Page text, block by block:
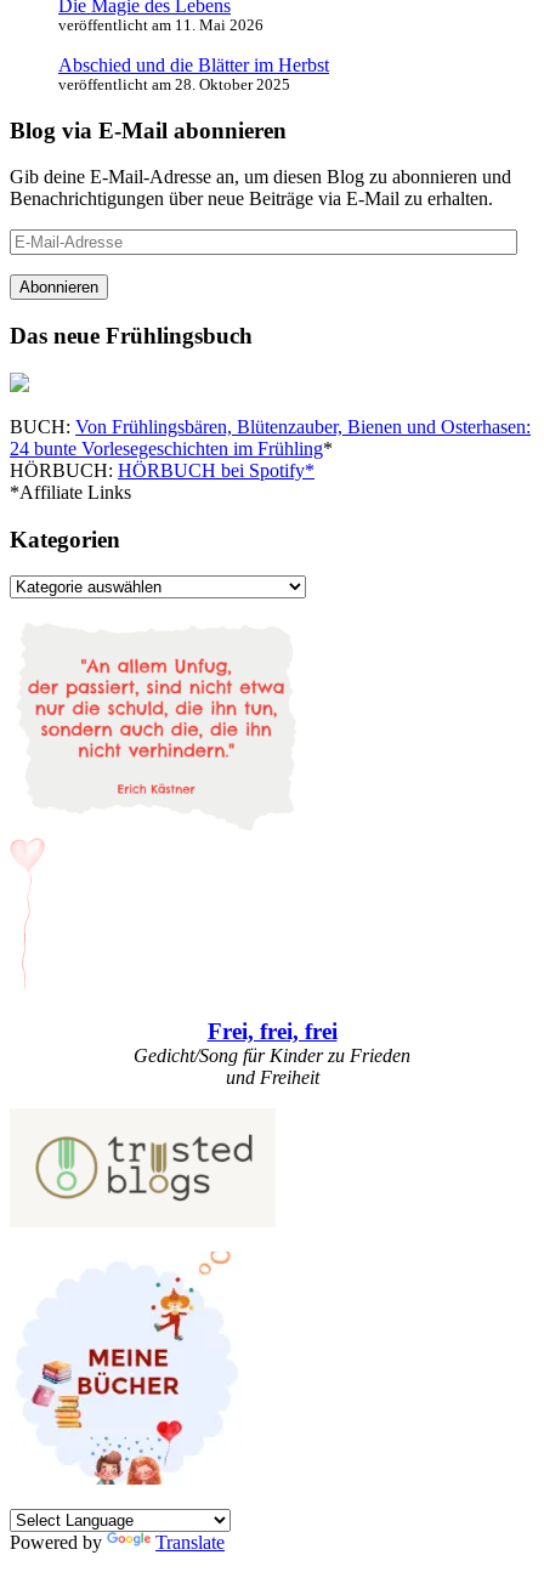
Die Magie des Lebens
veröffentlicht am 11. Mai 2026
Abschied und die Blätter im Herbst
veröffentlicht am 28. Oktober 2025
Blog via E-Mail abonnieren
Gib deine E-Mail-Adresse an, um diesen Blog zu abonnieren und
Benachrichtigungen über neue Beiträge via E-Mail zu erhalten.
E-
Mail-
Adresse
Abonnieren
Das neue Frühlingsbuch
BUCH: Von Frühlingsbären, Blütenzauber, Bienen und Osterhasen:
24 bunte Vorlesegeschichten im Frühling*
HÖRBUCH: HÖRBUCH bei Spotify*
*Affiliate Links
Kategorien
Kategorien
Frei, frei, frei
Gedicht/Song für Kinder zu Frieden
und Freiheit
Powered by
Translate